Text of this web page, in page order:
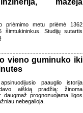
mažėja
priėmimo metu priėmė 1362
Studijų sutartis
vieno guminuko iki
paauglio istorija
aiškią pradžią: žinoma
prognozuojama ligos
nebegalioja.